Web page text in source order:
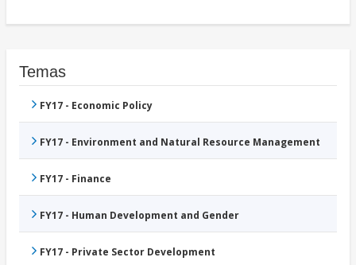
Temas
FY17 - Economic Policy
FY17 - Environment and Natural Resource Management
FY17 - Finance
FY17 - Human Development and Gender
FY17 - Private Sector Development